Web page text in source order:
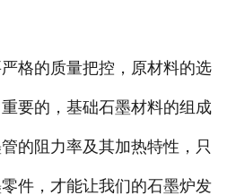
的质量把控，原材料的选
要的，基础石墨材料的组成
的阻力率及其加热特性，只
件，才能让我们的石墨炉发